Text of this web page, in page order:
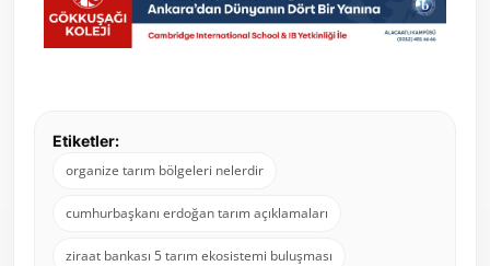
Etiketler:
organize tarım bölgeleri nelerdir
cumhurbaşkanı erdoğan tarım açıklamaları
ziraat bankası 5 tarım ekosistemi buluşması